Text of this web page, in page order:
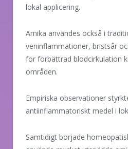
lokal applicering.
Arnika användes också i
veninflammationer, bristsår
för förbättrad blodcirkulation
områden.
Empiriska observationer
antiinflammatoriskt medel i
Samtidigt började